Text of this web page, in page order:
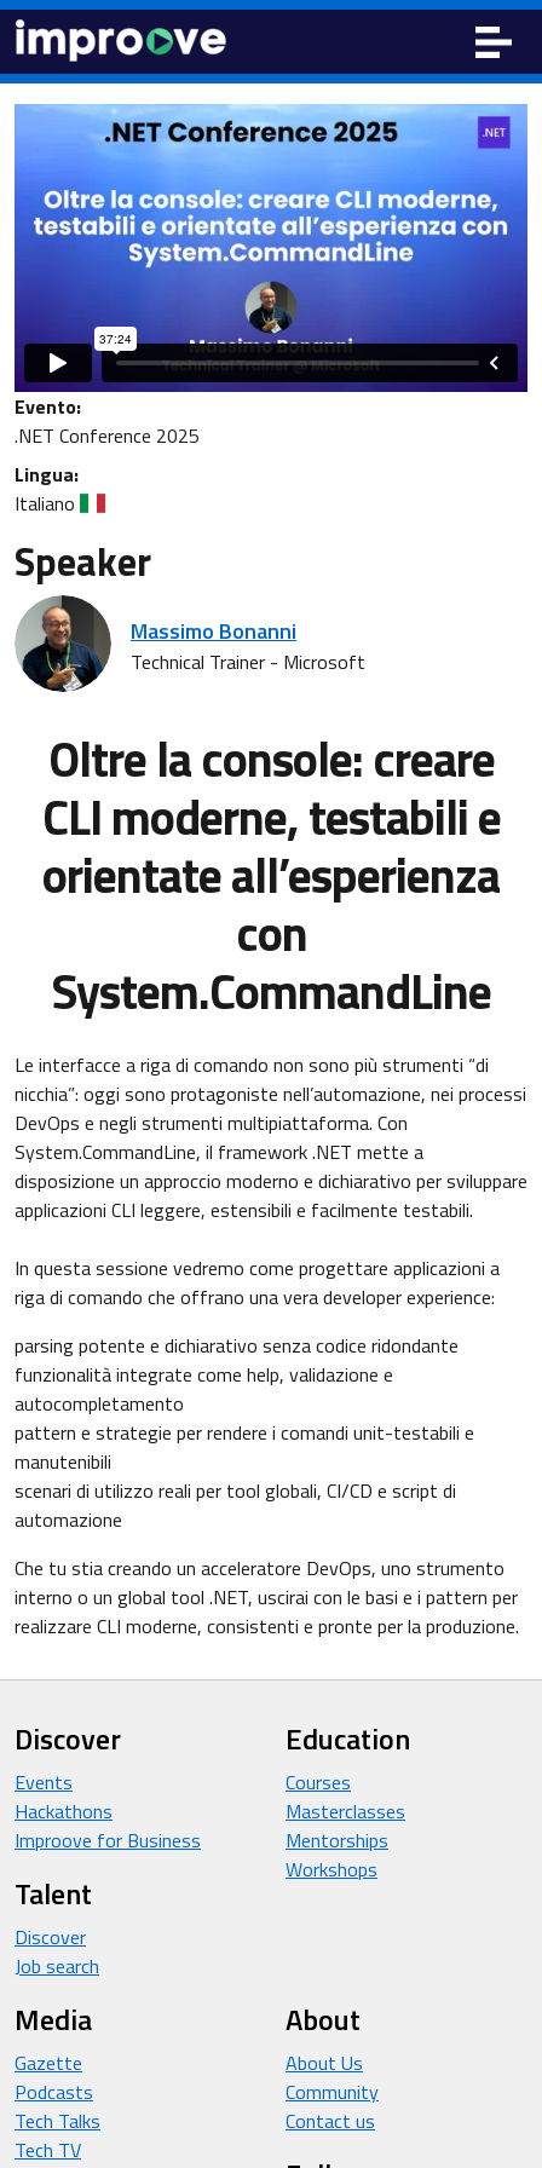
Evento:
.NET Conference 2025
Lingua:
Italiano
Speaker
Massimo Bonanni
Technical Trainer - Microsoft
Oltre la console: creare
CLI moderne, testabili e
orientate all’esperienza
con
System.CommandLine
Le interfacce a riga di comando non sono più strumenti “di
nicchia”: oggi sono protagoniste nell’automazione, nei processi
DevOps e negli strumenti multipiattaforma. Con
System.CommandLine, il framework .NET mette a
disposizione un approccio moderno e dichiarativo per sviluppare
applicazioni CLI leggere, estensibili e facilmente testabili.
In questa sessione vedremo come progettare applicazioni a
riga di comando che offrano una vera developer experience:
parsing potente e dichiarativo senza codice ridondante
funzionalità integrate come help, validazione e
autocompletamento
pattern e strategie per rendere i comandi unit-testabili e
manutenibili
scenari di utilizzo reali per tool globali, CI/CD e script di
automazione
Che tu stia creando un acceleratore DevOps, uno strumento
interno o un global tool .NET, uscirai con le basi e i pattern per
realizzare CLI moderne, consistenti e pronte per la produzione.
Discover
Events
Hackathons
Improove for Business
Talent
Discover
Job search
Education
Courses
Masterclasses
Mentorships
Workshops
Media
Gazette
Podcasts
Tech Talks
Tech TV
About
About Us
Community
Contact us